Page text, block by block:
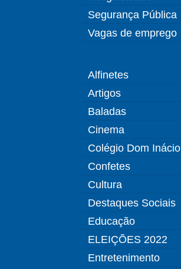
Segurança Pública
Vagas de emprego
Alfinetes
Artigos
Baladas
Cinema
Colégio Dom Inácio
Confetes
Cultura
Destaques Sociais
Educação
ELEIÇÕES 2022
Entretenimento